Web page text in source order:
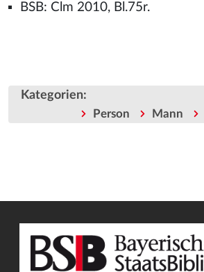
BSB: Clm 2010, Bl.75r.
Kategorien:
Person Mann